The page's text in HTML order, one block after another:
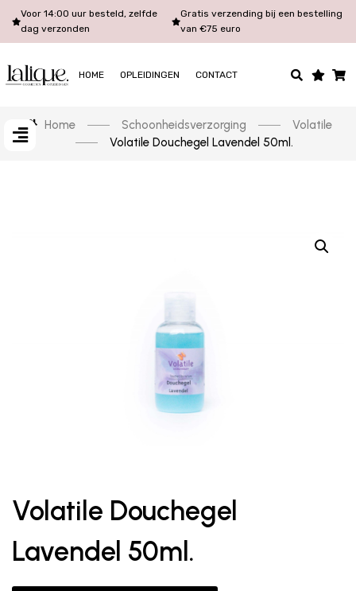
Voor 14:00 uur besteld, zelfde
dag verzonden
Gratis verzending bij een bestelling
van €75 euro
HOME OPLEIDINGEN CONTACT
Home Schoonheidsverzorging
Volatile
Volatile Douchegel Lavendel 50ml.
Volatile Douchegel
Lavendel 50ml.